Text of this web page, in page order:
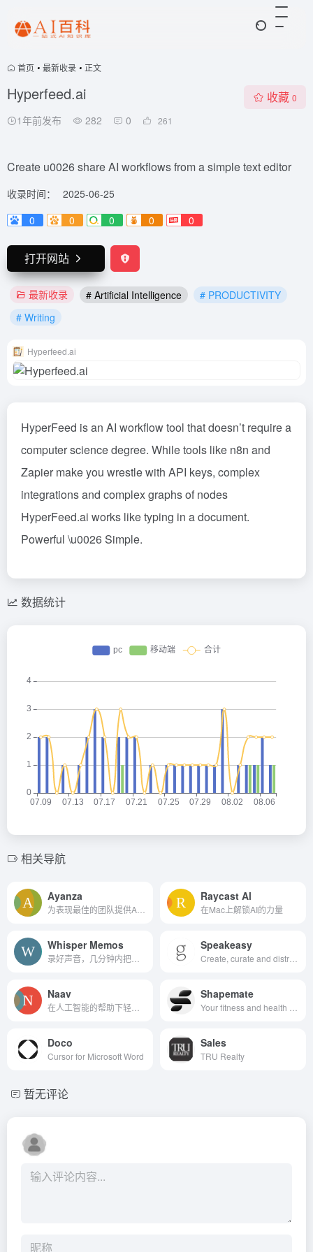
首页 • 最新收录 • 正文
Hyperfeed.ai
1年前发布 282 0 261
收藏 0
Create u0026 share AI workflows from a simple text editor
收录时间：
2025-06-25
0
0 0 0 0
打开网站
最新收录 # Artificial Intelligence
# PRODUCTIVITY
# Writing
Hyperfeed.ai
HyperFeed is an AI workflow tool that doesn’t require a
computer science degree. While tools like n8n and
Zapier make you wrestle with API keys, complex
integrations and complex graphs of nodes
HyperFeed.ai works like typing in a document.
Powerful \u0026 Simple.
数据统计
相关导航
Ayanza Raycast Al
在Mac上解锁AI的力量
Whisper Memos Speakeasy
Naav Shapemate
Doco
Cursor for Microsoft Word
Sales
TRU Realty
暂无评论